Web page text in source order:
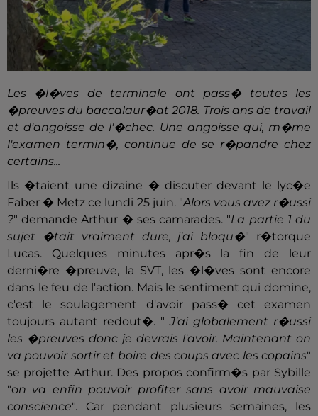
Les �l�ves de terminale ont pass� toutes les
�preuves du baccalaur�at 2018. Trois ans de travail
et d'angoisse de l'�chec. Une angoisse qui, m�me
l'examen termin�, continue de se r�pandre chez
certains...
Ils �taient une dizaine � discuter devant le lyc�e
Faber � Metz ce lundi 25 juin. "Alors vous avez r�ussi
?" demande Arthur � ses camarades. "La partie 1 du
sujet �tait vraiment dure, j'ai bloqu�" r�torque
Lucas. Quelques minutes apr�s la fin de leur
derni�re �preuve, la SVT, les �l�ves sont encore
dans le feu de l'action. Mais le sentiment qui domine,
c'est le soulagement d'avoir pass� cet examen
toujours autant redout�. " J'ai globalement r�ussi
les �preuves donc je devrais l'avoir. Maintenant on
va pouvoir sortir et boire des coups avec les copains"
se projette Arthur. Des propos confirm�s par Sybille
"on va enfin pouvoir profiter sans avoir mauvaise
conscience". Car pendant plusieurs semaines, les